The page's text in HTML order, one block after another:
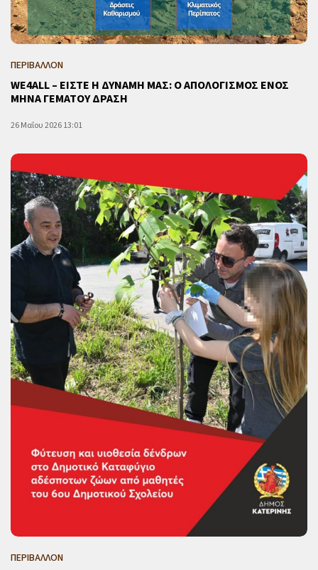
ΠΕΡΙΒΑΛΛΟΝ
WE4ALL – ΕΙΣΤΕ Η ΔΥΝΑΜΗ ΜΑΣ: Ο ΑΠΟΛΟΓΙΣΜΟΣ ΕΝΟΣ
ΜΗΝΑ ΓΕΜΑΤΟΥ ΔΡΑΣΗ
26 Μαΐου 2026 13:01
ΠΕΡΙΒΑΛΛΟΝ